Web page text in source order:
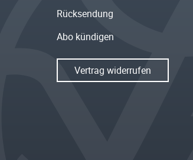
Rücksendung
Abo kündigen
Vertrag widerrufen